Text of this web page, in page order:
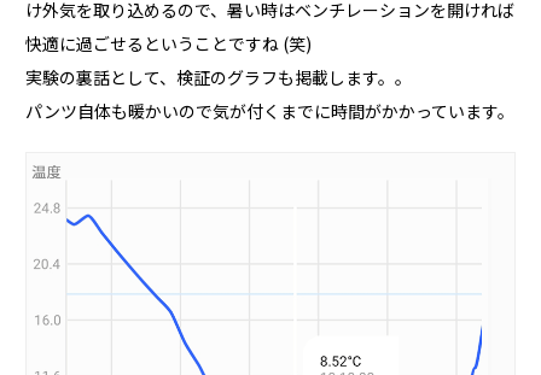
け外気を取り込めるので、暑い時はベンチレーションを開ければ
快適に過ごせるということですね (笑)
実験の裏話として、検証のグラフも掲載します。。
パンツ自体も暖かいので気が付くまでに時間がかかっています。